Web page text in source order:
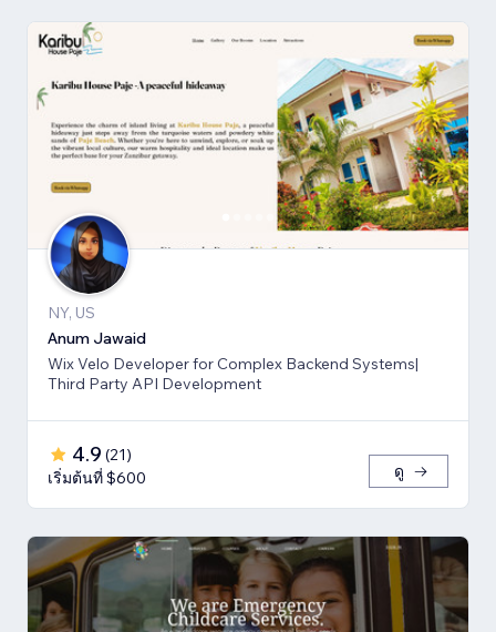
NY, US
Anum Jawaid
Wix Velo Developer for Complex Backend Systems|
Third Party API Development
4.9 (21)
เริ่มต้นที่ $600
ดู